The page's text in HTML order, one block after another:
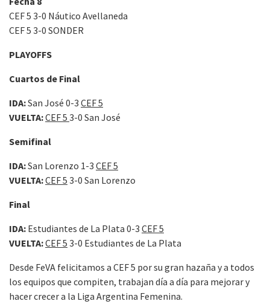
CEF 5 3-0 Náutico Avellaneda
CEF 5 3-0 SONDER
PLAYOFFS
Cuartos de Final
IDA:San José 0-3 CEF 5
VUELTA:CEF 5 3-0 San José
Semifinal
IDA:San Lorenzo 1-3 CEF 5
VUELTA:CEF 5 3-0 San Lorenzo
Final
IDA: Estudiantes de La Plata 0-3 CEF 5
VUELTA:CEF 5 3-0 Estudiantes de La Plata
Desde FeVA felicitamos a CEF 5 por su gran hazaña y a todos
los equipos que compiten, trabajan día a día para mejorar y
hacer crecer a la Liga Argentina Femenina.